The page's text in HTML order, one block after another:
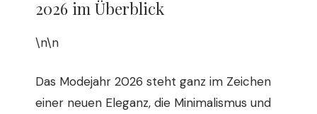
2026 im Überblick
\n\n
Das Modejahr 2026 steht ganz im Zeichen
einer neuen Eleganz, die Minimalismus und